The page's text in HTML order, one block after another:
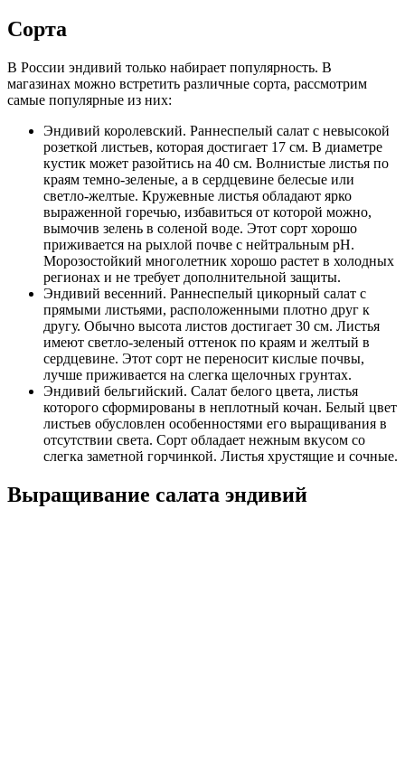
Сорта
В России эндивий только набирает популярность. В
магазинах можно встретить различные сорта, рассмотрим
самые популярные из них:
Эндивий королевский. Раннеспелый салат с невысокой
розеткой листьев, которая достигает 17 см. В диаметре
кустик может разойтись на 40 см. Волнистые листья по
краям темно-зеленые, а в сердцевине белесые или
светло-желтые. Кружевные листья обладают ярко
выраженной горечью, избавиться от которой можно,
вымочив зелень в соленой воде. Этот сорт хорошо
приживается на рыхлой почве с нейтральным pH.
Морозостойкий многолетник хорошо растет в холодных
регионах и не требует дополнительной защиты.
Эндивий весенний. Раннеспелый цикорный салат с
прямыми листьями, расположенными плотно друг к
другу. Обычно высота листов достигает 30 см. Листья
имеют светло-зеленый оттенок по краям и желтый в
сердцевине. Этот сорт не переносит кислые почвы,
лучше приживается на слегка щелочных грунтах.
Эндивий бельгийский. Салат белого цвета, листья
которого сформированы в неплотный кочан. Белый цвет
листьев обусловлен особенностями его выращивания в
отсутствии света. Сорт обладает нежным вкусом со
слегка заметной горчинкой. Листья хрустящие и сочные.
Выращивание салата эндивий